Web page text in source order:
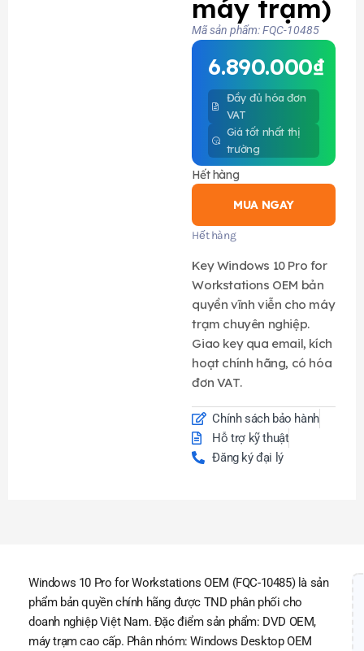
máy trạm)
Mã sản phẩm: FQC-10485
6.890.000₫
Đầy đủ hóa đơn
VAT
Giá tốt nhất thị
trường
Hết hàng
MUA NGAY
Hết hàng
Key Windows 10 Pro for
Workstations OEM bản
quyền vĩnh viễn cho máy
trạm chuyên nghiệp.
Giao key qua email, kích
hoạt chính hãng, có hóa
đơn VAT.
Chính sách bảo hành
Hỗ trợ kỹ thuật
Đăng ký đại lý
Windows 10 Pro for Workstations OEM (FQC-10485) là sản
phẩm bản quyền chính hãng được TND phân phối cho
doanh nghiệp Việt Nam. Đặc điểm sản phẩm: DVD OEM,
máy trạm cao cấp. Phân nhóm: Windows Desktop OEM